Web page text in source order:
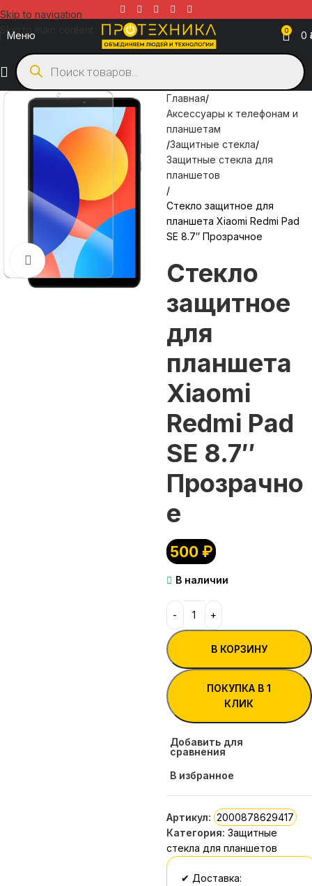
Skip to navigation
Skip to main content
Меню 0 0
Нажмите, чтобы увеличить
Главная
Аксессуары к телефонам и
планшетам
Защитные стекла
Защитные стекла для
планшетов
Стекло защитное для
планшета Xiaomi Redmi Pad
SE 8.7″ Прозрачное
Стекло
защитное
для
планшета
Xiaomi
Redmi Pad
SE 8.7″
Прозрачно
е
500₽
В наличии
В КОРЗИНУ
ПОКУПКА В 1
КЛИК
Добавить для
сравнения
В избранное
Артикул: 2000878629417
Категория: Защитные
стекла для планшетов
✔ Доставка: